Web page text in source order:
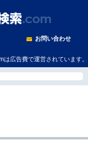
お問い合わせ
広告費で運営されています。